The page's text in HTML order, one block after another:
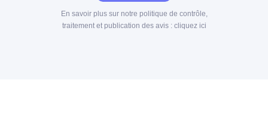
En savoir plus sur notre politique de contrôle,
traitement et publication des avis : cliquez ici